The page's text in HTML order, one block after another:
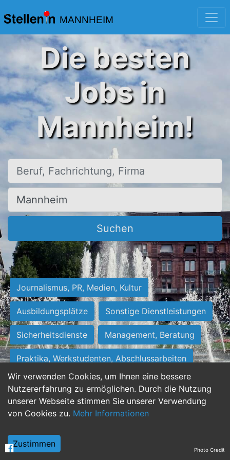
MANNHEIM
Wir verwenden Cookies, um Ihnen eine bessere
Nutzererfahrung zu ermöglichen. Durch die Nutzung
unserer Webseite stimmen Sie unserer Verwendung
von Cookies zu. Mehr Informationen
Zustimmen
Die besten
Jobs in
Mannheim!
Beruf, Fachrichtung, Firma
Ort, Stadt
Suchen
Journalismus, PR, Medien, Kultur
Ausbildungsplätze Sonstige Dienstleistungen
Sicherheitsdienste Management, Beratung
Praktika, Werkstudenten, Abschlussarbeiten
Personalwesen Assistenz, Sekretariat
Hilfskräfte, Aushilfs- und Nebenjobs
Weiterbildung, Studium, duale Ausbildung Photo Credit